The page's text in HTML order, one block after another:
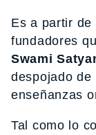
Es a partir
fundadores
Swami
despojado
enseñanzas
Tal como lo